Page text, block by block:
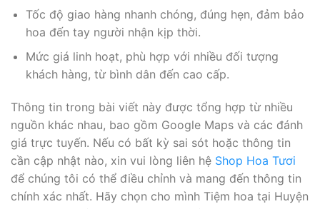
Tốc độ giao hàng nhanh chóng, đúng hẹn, đảm bảo
hoa đến tay người nhận kịp thời.
Mức giá linh hoạt, phù hợp với nhiều đối tượng
khách hàng, từ bình dân đến cao cấp.
Thông tin trong bài viết này được tổng hợp từ nhiều
nguồn khác nhau, bao gồm Google Maps và các đánh
giá trực tuyến. Nếu có bất kỳ sai sót hoặc thông tin
cần cập nhật nào, xin vui lòng liên hệ Shop Hoa Tươi
để chúng tôi có thể điều chỉnh và mang đến thông tin
chính xác nhất. Hãy chọn cho mình Tiệm hoa tại Huyện